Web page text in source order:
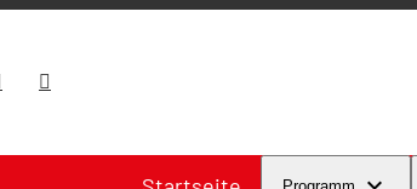
Programm